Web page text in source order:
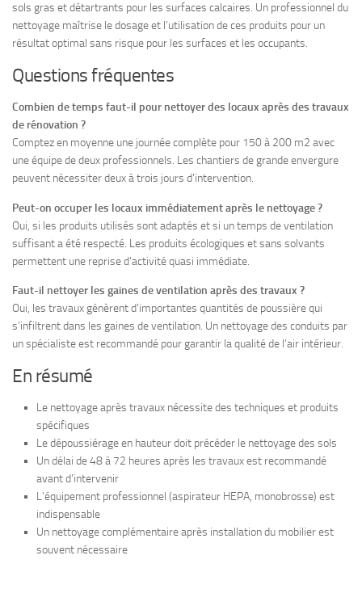
sols gras et détartrants pour les surfaces calcaires. Un professionnel du
nettoyage maîtrise le dosage et l’utilisation de ces produits pour un
résultat optimal sans risque pour les surfaces et les occupants.
Questions fréquentes
Combien de temps faut-il pour nettoyer des locaux après des travaux
de rénovation ?
Comptez en moyenne une journée complète pour 150 à 200 m2 avec
une équipe de deux professionnels. Les chantiers de grande envergure
peuvent nécessiter deux à trois jours d’intervention.
Peut-on occuper les locaux immédiatement après le nettoyage ?
Oui, si les produits utilisés sont adaptés et si un temps de ventilation
suffisant a été respecté. Les produits écologiques et sans solvants
permettent une reprise d’activité quasi immédiate.
Faut-il nettoyer les gaines de ventilation après des travaux ?
Oui, les travaux génèrent d’importantes quantités de poussière qui
s’infiltrent dans les gaines de ventilation. Un nettoyage des conduits par
un spécialiste est recommandé pour garantir la qualité de l’air intérieur.
En résumé
Le nettoyage après travaux nécessite des techniques et produits
spécifiques
Le dépoussiérage en hauteur doit précéder le nettoyage des sols
Un délai de 48 à 72 heures après les travaux est recommandé
avant d’intervenir
L’équipement professionnel (aspirateur HEPA, monobrosse) est
indispensable
Un nettoyage complémentaire après installation du mobilier est
souvent nécessaire